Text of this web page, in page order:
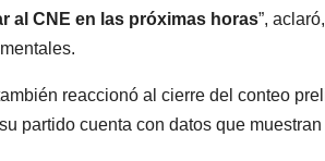
al CNE en las próximas horas”,
reaccionó al cierre del conteo
partido cuenta con datos que